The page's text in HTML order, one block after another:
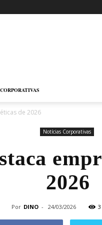
de 2026
Notícias Corporativas
2026
Por DINO - 24/03/2026 3